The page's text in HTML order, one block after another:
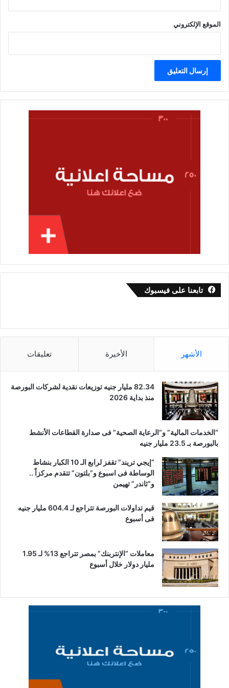
الموقع الإلكتروني
تابعنا على فيسبوك
الأشهر الأخيرة تعليقات
82.34 مليار جنيه توزيعات نقدية لشركات البورصة
منذ بداية 2026
“الخدمات المالية” و”الرعاية الصحية” فى صدارة القطاعات الأنشط
بالبورصة بـ 23.5 مليار جنيه
“إيجي تريند” تقفز لرابع الـ 10 الكبار بنشاط
الوساطة فى اسبوع و”بلتون” تتقدم مركزاً ..
و”ثاندر” تهيمن
قيم تداولات البورصة تتراجع لـ 604.4 مليار جنيه
فى أسبوع
معاملات “الإنتربنك” بمصر تتراجع 13% لـ 1.95
مليار دولار خلال أسبوع